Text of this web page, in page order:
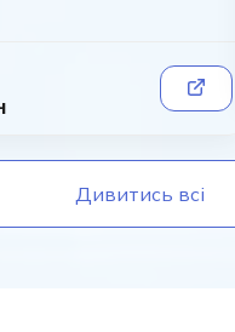
Дивитись всі